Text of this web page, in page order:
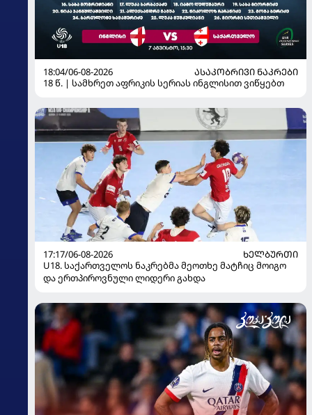
18:04/06-08-2026
ᲐᲡᲐᲙᲝᲑᲠᲘᲕᲘ ᲜᲐᲙᲠᲔᲑᲘ
18 წ. | სამხრეთ აფრიკის სერიას ინგლისით ვიწყებთ
17:17/06-08-2026
ᲮᲔᲚᲑᲣᲠᲗᲘ
U18. საქართველოს ნაკრებმა მეოთხე მატჩიც მოიგო
და ერთპიროვნული ლიდერი გახდა